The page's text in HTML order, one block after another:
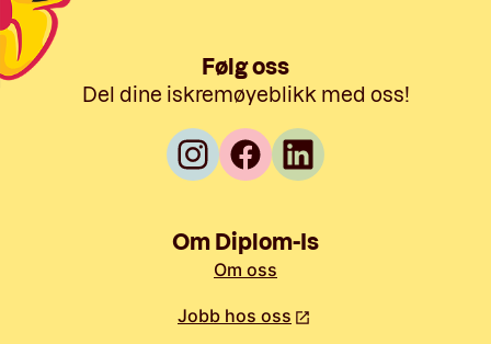
Følg oss
Del dine iskremøyeblikk med oss!
Om Diplom-Is
Om oss
Jobb hos oss